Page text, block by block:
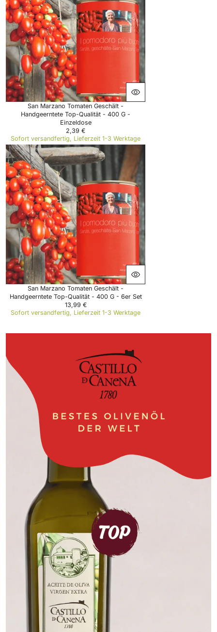
San Marzano Tomaten Geschält -
Handgeerntete Top-Qualität - 400 G -
Einzeldose
R
E
G
U
L
R
P
R
I
C
E
2
,
3
9
€
2,39 €
Sofort versandfertig, Lieferzeit 1-3 Werktage
San Marzano Tomaten Geschält -
Handgeerntete Top-Qualität - 400 G - 6er Set
R
E
U
3
13,99 €
Sofort versandfertig, Lieferzeit 1-3 Werktage